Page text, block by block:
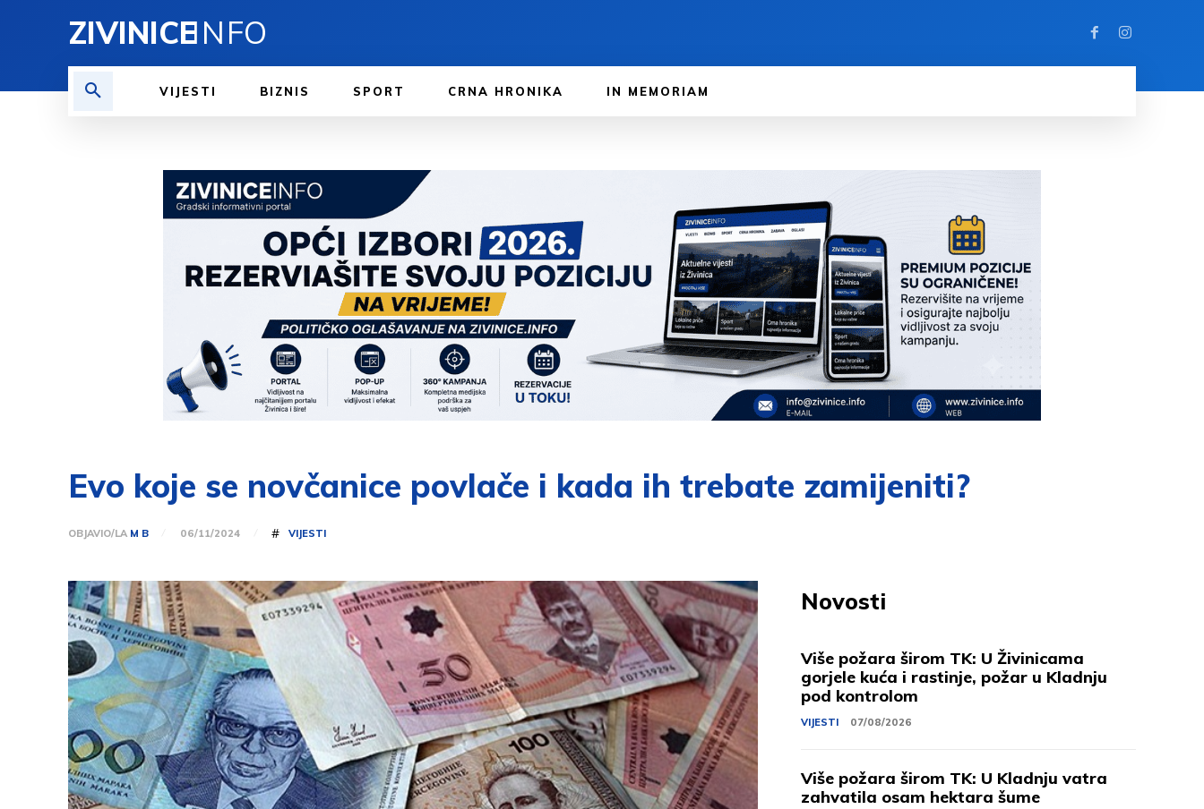
ZIVINICEINFO
VIJESTI BIZNIS SPORT CRNA HRONIKA IN MEMORIAM
Evo koje se novčanice povlače i kada ih trebate zamijeniti?
OBJAVIO/LA M B 06/11/2024 # VIJESTI
Novosti
Više požara širom TK: U Živinicama
gorjele kuća i rastinje, požar u Kladnju
pod kontrolom
VIJESTI 07/08/2026
Više požara širom TK: U Kladnju vatra
zahvatila osam hektara šume